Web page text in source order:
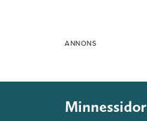
Minnessidor